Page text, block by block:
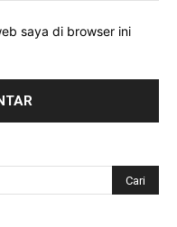
saya di browser ini